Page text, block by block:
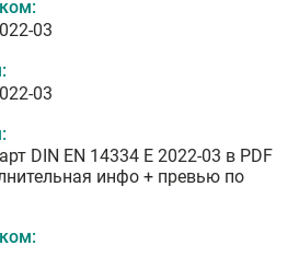
03
03
DIN EN 14334 E 2022-03 в PDF
инфо + превью по